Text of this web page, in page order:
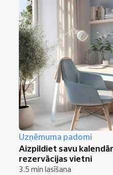
Uzņēmuma padomi
Aizpildiet savu
rezervācijas vietni
3.5 min lasīšana